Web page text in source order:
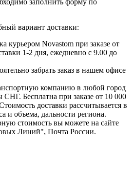
вариант доставки:
курьером Novastom при заказе от
1-2 дня, ежедневно с 9.00 до
забрать заказ в нашем офисе
компанию в любой город
Бесплатна при заказе от 10 000
доставки рассчитывается в
и объема, дальности региона.
стоимость вы можете на сайте
Линий", Почта России.